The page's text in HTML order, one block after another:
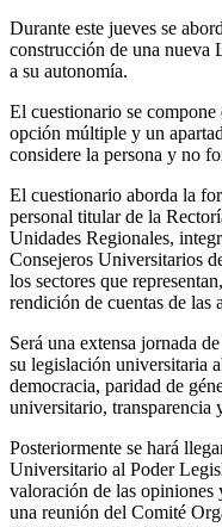
Durante este jueves se
construcción de una nueva
a su autonomía.
El cuestionario se compone
opción múltiple y un
considere la persona y no
El cuestionario aborda la
personal titular de la
Unidades Regionales,
Consejeros Universitarios
los sectores que
rendición de cuentas de las
Será una extensa jornada
su legislación universitaria
democracia, paridad de
universitario, transparencia
Posteriormente se hará
Universitario al Poder
valoración de las opiniones
una reunión del Comité